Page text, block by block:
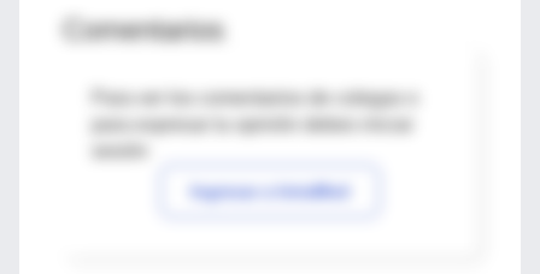
Comentarios
Para ver los comentarios de colegas o
Ingresar a IntraMed